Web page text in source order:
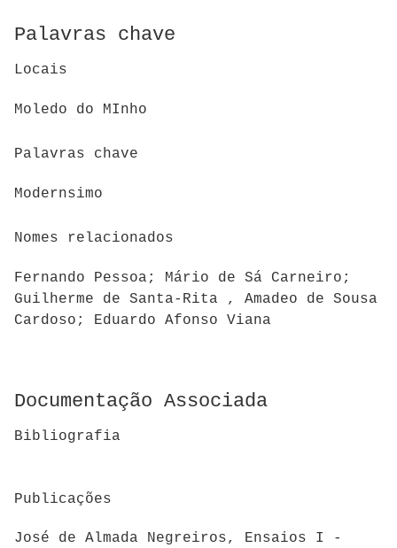
Palavras chave
Locais
Moledo do MInho
Palavras chave
Modernsimo
Nomes relacionados
Fernando Pessoa; Mário de Sá Carneiro;
Guilherme de Santa-Rita , Amadeo de Sousa
Cardoso; Eduardo Afonso Viana
Documentação Associada
Bibliografia
Publicações
José de Almada Negreiros, Ensaios I -